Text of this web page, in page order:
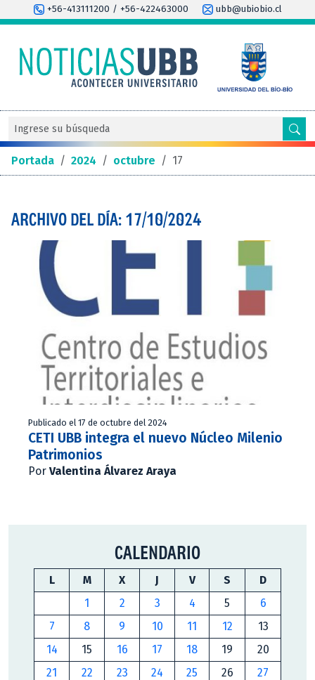
+56-413111200 / +56-422463000 ubb@ubiobio.cl
Portada / 2024 / octubre / 17
ARCHIVO DEL DÍA: 17/10/2024
Publicado el 17 de octubre del 2024
CETI UBB integra el nuevo Núcleo Milenio
Patrimonios
Por Valentina Álvarez Araya
CALENDARIO
L M X J V S
D
1
2 3 4 5
6
7
8 9 10 11 12
13
14
15 16 17 18 19
20
21
22 23 24 25 26
27